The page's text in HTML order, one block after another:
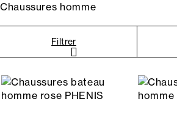
Chaussures homme
Filtrer